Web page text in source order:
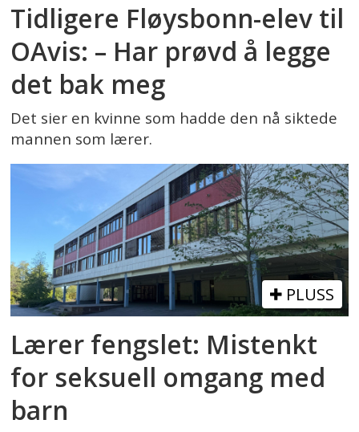
Tidligere Fløysbonn-elev til
OAvis: – Har prøvd å legge
det bak meg
Det sier en kvinne som hadde den nå siktede
mannen som lærer.
PLUSS
Lærer fengslet: Mistenkt
for seksuell omgang med
barn